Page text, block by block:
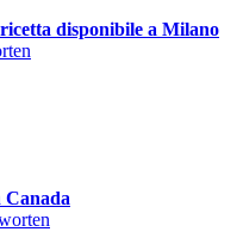
disponibile a Milano
Canada